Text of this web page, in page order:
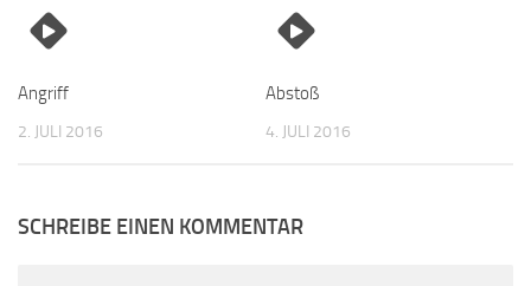
Angriff
2. JULI 2016
Abstoß
4. JULI 2016
SCHREIBE EINEN KOMMENTAR